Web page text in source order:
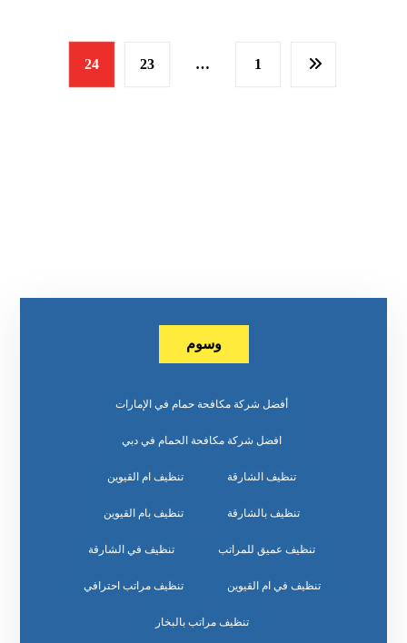
1
…
23
24
وسوم
أفضل شركة مكافحة حمام في الإمارات
افضل شركة مكافحة الحمام في دبي
تنظيف الشارقة تنظيف ام القيوين
تنظيف بالشارقة تنظيف بام القيوين
تنظيف عميق للمراتب تنظيف في الشارقة
تنظيف في ام القيوين تنظيف مراتب احترافي
تنظيف مراتب بالبخار